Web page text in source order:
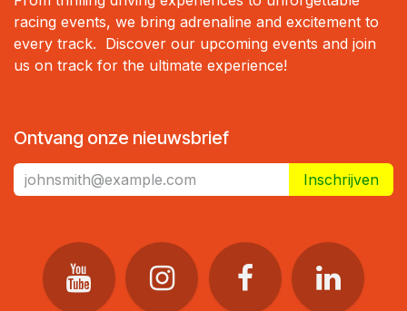
racing events, we bring adrenaline and excitement to
every track. Discover our upcoming events and join
us on track for the ultimate experience!
Ontvang onze nieuwsbrief
Inschrijven